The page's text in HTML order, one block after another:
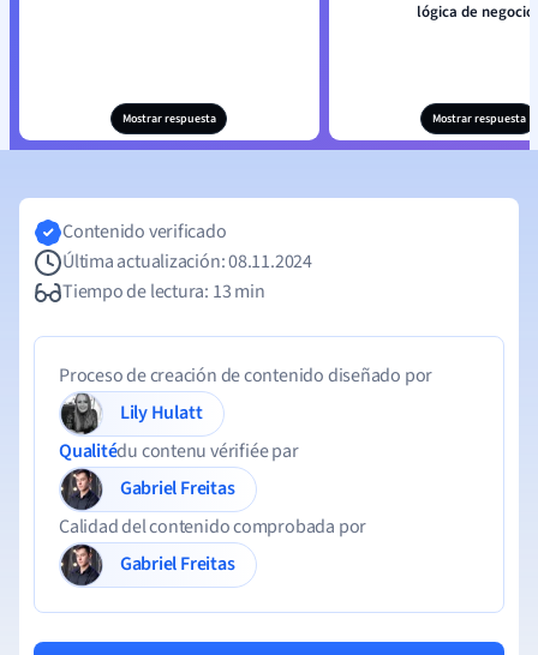
Mostrar respuesta
lógica de
Mostrar respuesta
Contenido verificado
Última actualización: 08.11.2024
Tiempo de lectura: 13 min
Proceso de creación de contenido diseñado por
Lily Hulatt
Qualitédu contenu vérifiée par
Gabriel Freitas
Calidad del contenido comprobada por
Gabriel Freitas